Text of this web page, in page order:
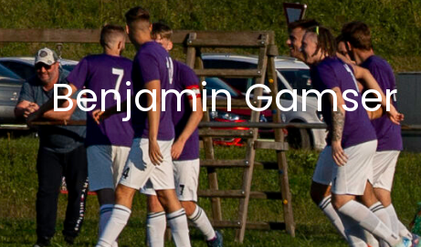
Benjamin Gamser